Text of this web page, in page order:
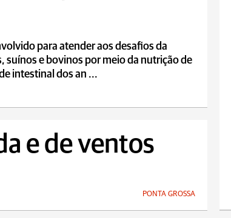
para atender aos desafios da
suínos e bovinos por meio da nutrição de
intestinal dos an ...
e de ventos
PONTA GROSSA